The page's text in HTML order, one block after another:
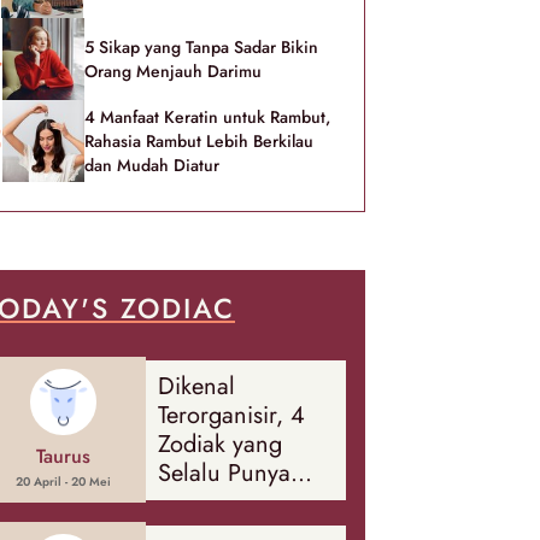
5 Sikap yang Tanpa Sadar Bikin
Orang Menjauh Darimu
4 Manfaat Keratin untuk Rambut,
Rahasia Rambut Lebih Berkilau
dan Mudah Diatur
ZODIAC
Taurus
20 April - 20 Mei
Dikenal
Terorganisir, 4
Zodiak yang
Selalu Punya
Rencana
Cadangan Soal